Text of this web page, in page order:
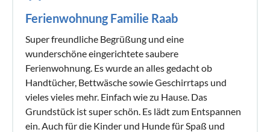
Ferienwohnung Familie Raab
Super freundliche Begrüßung und eine
wunderschöne eingerichtete saubere
Ferienwohnung. Es wurde an alles gedacht ob
Handtücher, Bettwäsche sowie Geschirrtaps und
vieles vieles mehr. Einfach wie zu Hause. Das
Grundstück ist super schön. Es lädt zum Entspannen
ein. Auch für die Kinder und Hunde für Spaß und